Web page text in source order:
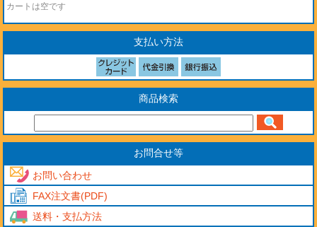
カートは空です
支払い方法
商品検索
お問合せ等
お問い合わせ
FAX注文書(PDF)
送料・支払方法